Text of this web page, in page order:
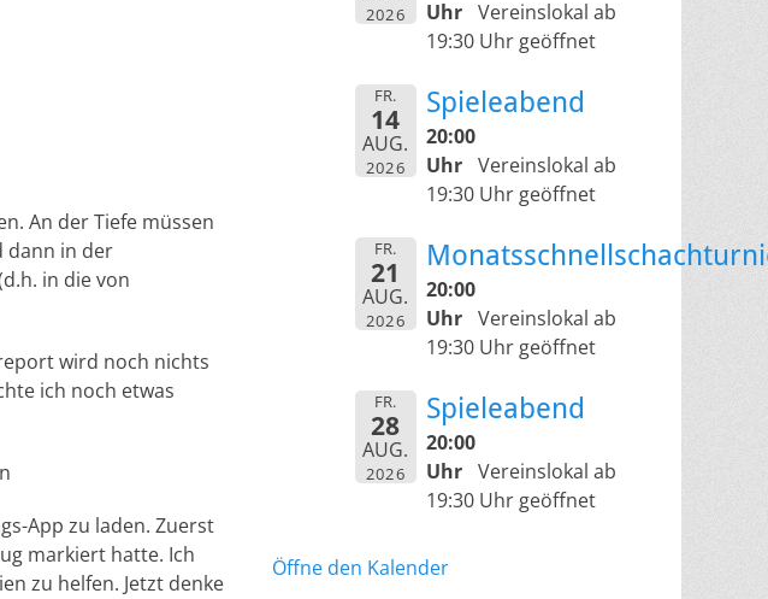
An der Tiefe müssen
dann in der
in die von
wird noch nichts
ich noch etwas
App zu laden. Zuerst
markiert hatte. Ich
zu helfen. Jetzt denke
2026
Uhr Vereinslokal ab
19:30 Uhr geöffnet
FR.
14
AUG.
2026
Spieleabend
20:00
Uhr Vereinslokal ab
19:30 Uhr geöffnet
FR.
21
AUG.
2026
20:00
Uhr Vereinslokal ab
19:30 Uhr geöffnet
FR.
28
AUG.
2026
Spieleabend
20:00
Uhr Vereinslokal ab
19:30 Uhr geöffnet
Öffne den Kalender